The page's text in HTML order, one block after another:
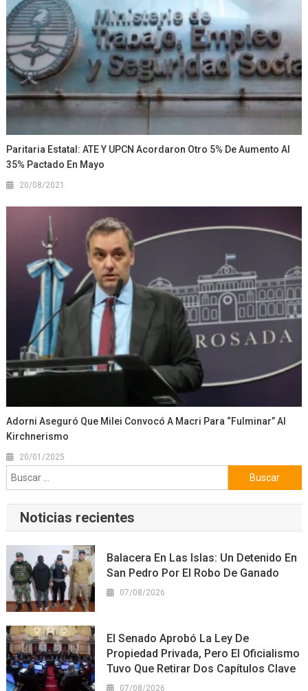
Paritaria Estatal: ATE Y UPCN Acordaron Otro 5% De Aumento Al
35% Pactado En Mayo
20/08/2021
Adorni Aseguró Que Milei Convocó A Macri Para “fulminar” Al
Kirchnerismo
20/01/2025
Buscar:
Noticias recientes
Balacera En Las Islas: Un Detenido En
San Pedro Por El Robo De Ganado
07/08/2026
El Senado Aprobó La Ley De
Propiedad Privada, Pero El Oficialismo
Tuvo Que Retirar Dos Capítulos Clave
07/08/2026